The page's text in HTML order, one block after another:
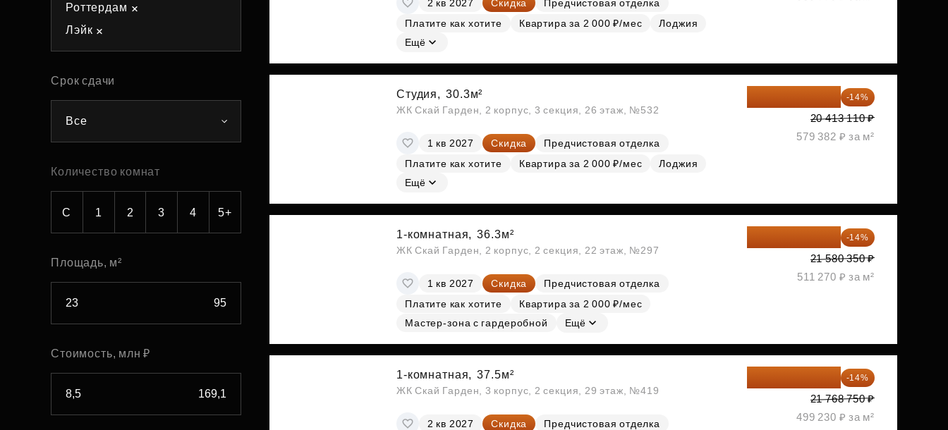
Субсидии
Роттердам
Лэйк
Срок сдачи
Все
Количество комнат
С 1 2 3 4 5+
Площадь, м²
Стоимость, млн ₽
2 кв 2027 Скидка
Предчистовая отделка
Платите как хотите
Квартира за 2 000 ₽/мес
Лоджия
Ещё
Студия, 30.3м²
ЖК Скай Гарден, 2 корпус, 3 секция, 26 этаж, №532
1 кв 2027 Скидка
Предчистовая отделка
Платите как хотите
Квартира за 2 000 ₽/мес
Лоджия
Ещё
-14%
20 413 110 ₽
579 382 ₽ за м²
1-комнатная, 36.3м²
ЖК Скай Гарден, 2 корпус, 2 секция, 22 этаж, №297
1 кв 2027 Скидка
Предчистовая отделка
Платите как хотите
Квартира за 2 000 ₽/мес
Мастер-зона с гардеробной
Ещё
-14%
21 580 350 ₽
511 270 ₽ за м²
1-комнатная, 37.5м²
ЖК Скай Гарден, 3 корпус, 2 секция, 29 этаж, №419
2 кв 2027 Скидка
Предчистовая отделка
-14%
21 768 750 ₽
499 230 ₽ за м²